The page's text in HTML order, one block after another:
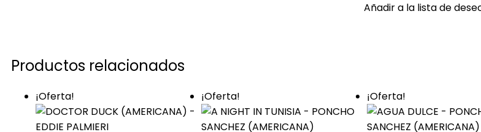
Añadir a la lista de
Productos relacionados
¡Oferta! ¡Oferta! ¡Oferta!